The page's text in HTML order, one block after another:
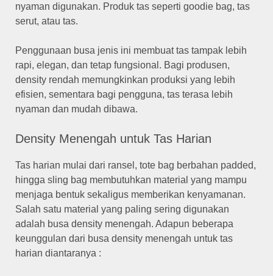
nyaman digunakan. Produk tas seperti goodie bag, tas
serut, atau tas.
Penggunaan busa jenis ini membuat tas tampak lebih
rapi, elegan, dan tetap fungsional. Bagi produsen,
density rendah memungkinkan produksi yang lebih
efisien, sementara bagi pengguna, tas terasa lebih
nyaman dan mudah dibawa.
Density Menengah untuk Tas Harian
Tas harian mulai dari ransel, tote bag berbahan padded,
hingga sling bag membutuhkan material yang mampu
menjaga bentuk sekaligus memberikan kenyamanan.
Salah satu material yang paling sering digunakan
adalah busa density menengah. Adapun beberapa
keunggulan dari busa density menengah untuk tas
harian diantaranya :